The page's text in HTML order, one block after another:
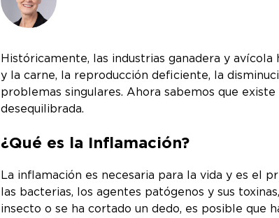
Históricamente, las industrias ganadera y
y la carne, la reproducción deficiente, la
problemas singulares. Ahora sabemos que
desequilibrada.
¿Qué es la Inflamación?
La inflamación es necesaria para la vida y es el
las bacterias, los agentes patógenos y sus
insecto o se ha cortado un dedo, es posible que